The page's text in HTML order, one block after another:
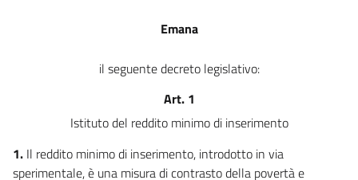
Emana
il seguente decreto legislativo:
Art. 1
Istituto del reddito minimo di inserimento
1. Il reddito minimo di inserimento, introdotto in via
sperimentale, è una misura di contrasto della povertà e